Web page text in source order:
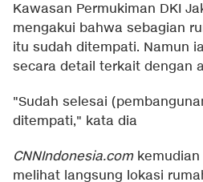
Kawasan Permukiman DKI
mengakui bahwa sebagian
itu sudah ditempati. Namun
secara detail terkait dengan
"Sudah selesai
ditempati," kata dia
CNNIndonesia.comkemudian
melihat langsung lokasi